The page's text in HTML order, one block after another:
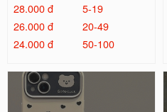
28.000 đ
5-19
26.000 đ
20-49
24.000 đ
50-100